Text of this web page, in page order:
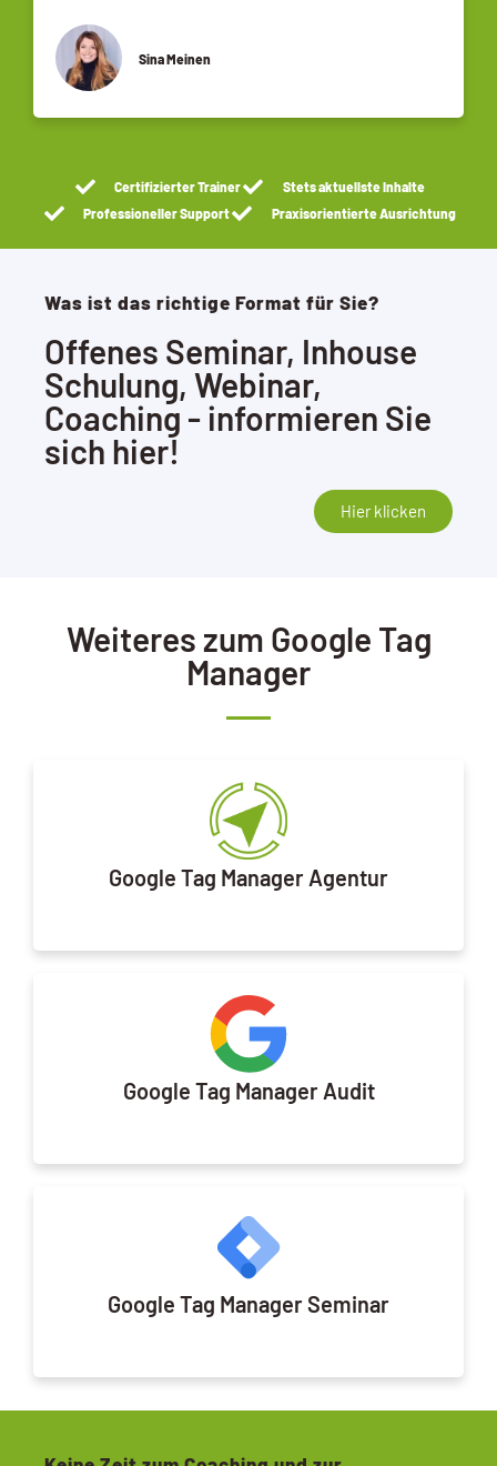
Sina Meinen
Certifizierter Trainer
Stets aktuellste Inhalte
Professioneller Support
Praxisorientierte Ausrichtung
Was ist das richtige Format für Sie?
Offenes Seminar, Inhouse
Schulung, Webinar,
Coaching - informieren Sie
sich hier!
Hier klicken
Weiteres zum Google Tag
Manager
Google Tag Manager Agentur
Google Tag Manager Audit
Google Tag Manager Seminar